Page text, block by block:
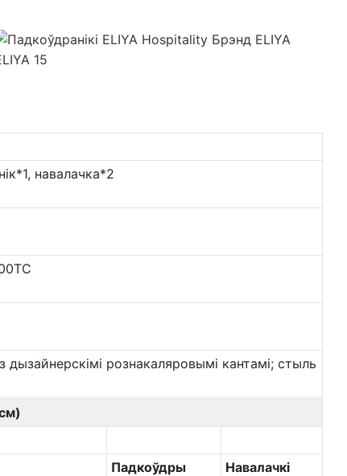
навалачка*2
рознакаляровымі кантамі; стыль
Падкоўдры
Навалачкі